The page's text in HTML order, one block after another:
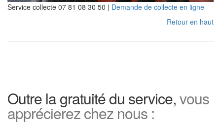
Service collecte 07 81 08 30 50 | Demande de collecte en ligne
Retour en haut
Outre la gratuité du service,vous
apprécierez chez nous :